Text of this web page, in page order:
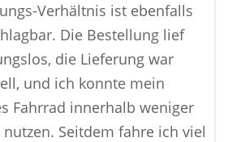
Verhältnis ist ebenfalls
Die Bestellung lief
die Lieferung war
und ich konnte mein
Fahrrad innerhalb weniger
nutzen. Seitdem fahre ich viel